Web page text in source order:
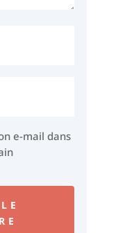
e-mail dans